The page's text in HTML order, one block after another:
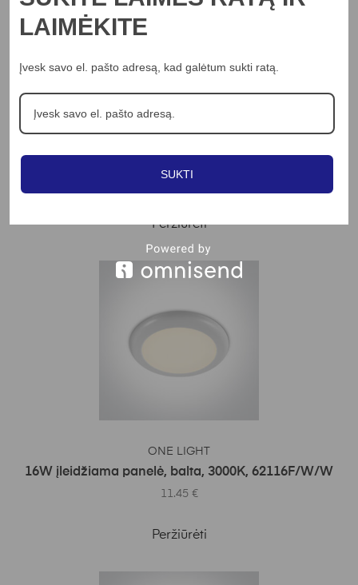
Į KREPŠELĮ
ONE LIGHT
Peržiūrėti
ONE LIGHT
16W įleidžiama panelė, balta, 3000K, 62116F/W/W
11.45 €
Peržiūrėti
LAIMĖKITE
Įvesk savo el. pašto adresą, kad galėtum sukti ratą.
SUKTI